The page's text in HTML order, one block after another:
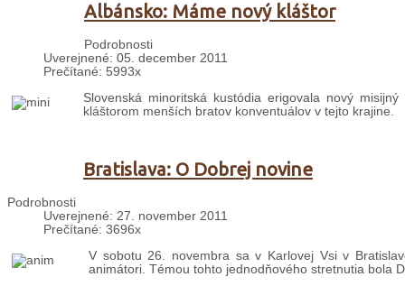
Albánsko: Máme nový kláštor
Podrobnosti
Uverejnené: 05. december 2011
Prečítané: 5993x
Slovenská minoritská kustódia erigovala nový
kláštorom menších bratov konventuálov v tejto krajine.
Bratislava: O Dobrej novine
Podrobnosti
Uverejnené: 27. november 2011
Prečítané: 3696x
V sobotu 26. novembra sa v Karlovej Vsi v
animátori. Témou tohto jednodňového stretnutia bola